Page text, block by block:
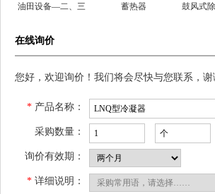
油田设备—二、三 蓄热器 鼓风式
在线询价
您好，欢迎询价！我们将会尽快与您联系，谢
* 产品名称：
采购数量：
询价有效期：
* 详细说明：